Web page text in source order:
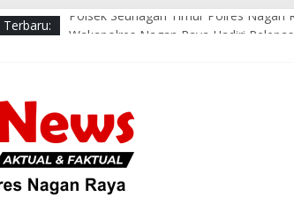
Terbaru:
Polsek Seunagan Timur Polres Nagan